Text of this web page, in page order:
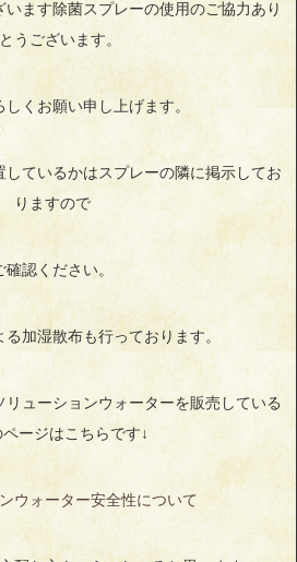
ます除菌スプレーの使用のご協力あり
うございます。
しくお願い申し上げます。
しているかはスプレーの隣に掲示してお
りますので
確認ください。
加湿散布も行っております。
ューションウォーターを販売している
ージはこちらです↓
ウォーター安全性について